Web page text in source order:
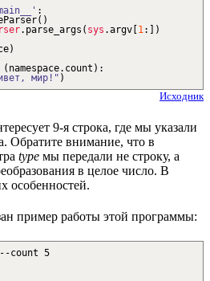
:
( )
. parse_args ( sys .argv 1:
)
)
( namespace. count ) :
мир!" )
Исходник
9-я строка, где мы указали
Обратите внимание, что в
type мы передали не строку, а
в целое число. В
особенностей.
пример работы этой программы:
count 5